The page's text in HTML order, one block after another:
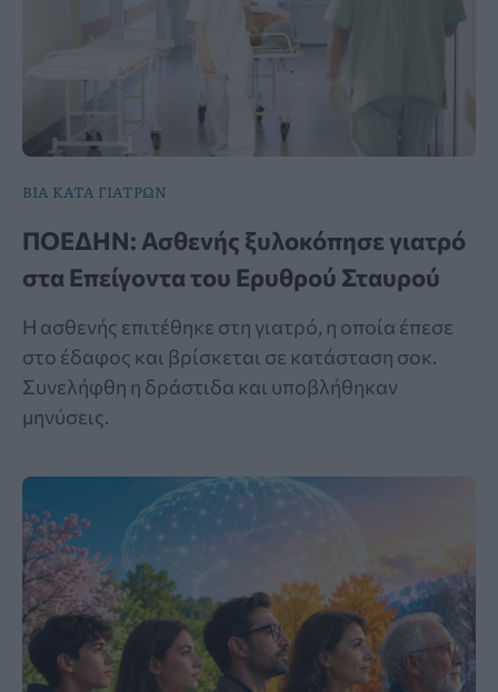
ΒΙΑ ΚΑΤΑ ΓΙΑΤΡΩΝ
ΠΟΕΔΗΝ: Ασθενής ξυλοκόπησε γιατρό
στα Επείγοντα του Ερυθρού Σταυρού
Η ασθενής επιτέθηκε στη γιατρό, η οποία έπεσε
στο έδαφος και βρίσκεται σε κατάσταση σοκ.
Συνελήφθη η δράστιδα και υποβλήθηκαν
μηνύσεις.